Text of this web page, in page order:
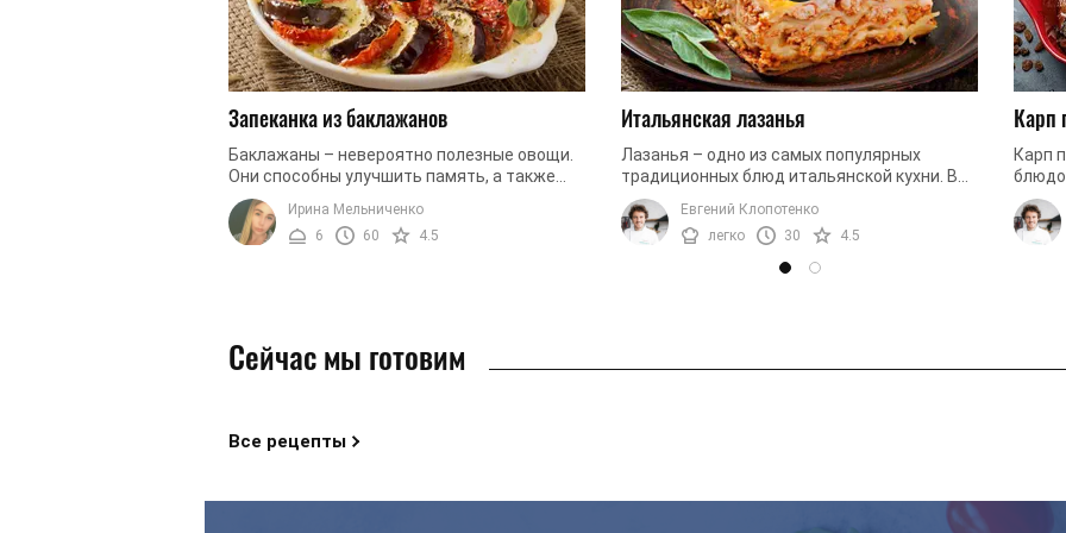
Запеканка из баклажанов
Баклажаны – невероятно полезные овощи.
Они способны улучшить память, а также
служат прекрасным антиоксидантом.
Кроме того, употребление баклажанов ...
Ирина Мельниченко
6
60 4.5
Итальянская лазанья
Лазанья – одно из самых популярных
традиционных блюд итальянской кухни. В
ее основе сочный мясной фарш, много сыра
и нежное слоеное тесто. Идеальный ...
Евгений Клопотенко
легко
30 4.5
Карп
Карп
блюдо
Она
Сейчас мы готовим
Все рецепты